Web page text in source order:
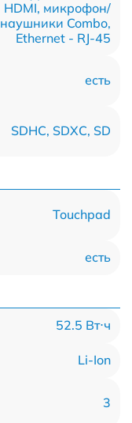
HDMI, микрофон/
наушники Combo,
Ethernet - RJ-45
есть
SDHC, SDXC, SD
Touchpad
есть
52.5 Вт⋅ч
Li-Ion
3